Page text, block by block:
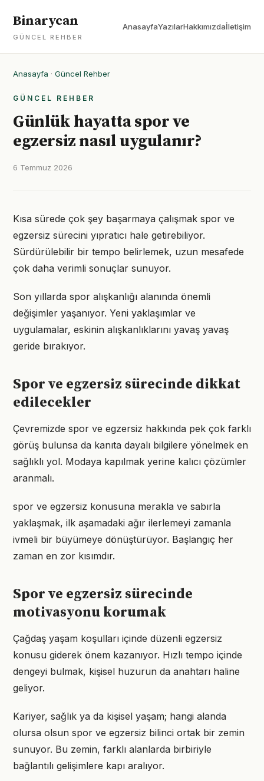
Binarycan
GÜNCEL REHBER
AnasayfaYazılarHakkımızdaİletişim
Anasayfa · Güncel Rehber
GÜNCEL REHBER
Günlük hayatta spor ve
egzersiz nasıl uygulanır?
6 Temmuz 2026
Kısa sürede çok şey başarmaya çalışmak spor ve
egzersiz sürecini yıpratıcı hale getirebiliyor.
Sürdürülebilir bir tempo belirlemek, uzun mesafede
çok daha verimli sonuçlar sunuyor.
Son yıllarda spor alışkanlığı alanında önemli
değişimler yaşanıyor. Yeni yaklaşımlar ve
uygulamalar, eskinin alışkanlıklarını yavaş yavaş
geride bırakıyor.
Spor ve egzersiz sürecinde dikkat
edilecekler
Çevremizde spor ve egzersiz hakkında pek çok farklı
görüş bulunsa da kanıta dayalı bilgilere yönelmek en
sağlıklı yol. Modaya kapılmak yerine kalıcı çözümler
aranmalı.
spor ve egzersiz konusuna merakla ve sabırla
yaklaşmak, ilk aşamadaki ağır ilerlemeyi zamanla
ivmeli bir büyümeye dönüştürüyor. Başlangıç her
zaman en zor kısımdır.
Spor ve egzersiz sürecinde
motivasyonu korumak
Çağdaş yaşam koşulları içinde düzenli egzersiz
konusu giderek önem kazanıyor. Hızlı tempo içinde
dengeyi bulmak, kişisel huzurun da anahtarı haline
geliyor.
Kariyer, sağlık ya da kişisel yaşam; hangi alanda
olursa olsun spor ve egzersiz bilinci ortak bir zemin
sunuyor. Bu zemin, farklı alanlarda birbiriyle
bağlantılı gelişimlere kapı aralıyor.